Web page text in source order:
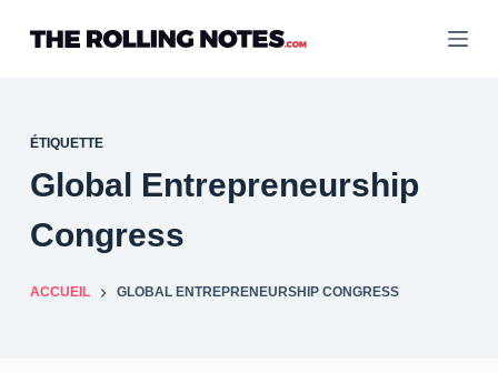
ÉTIQUETTE
Global Entrepreneurship
Congress
ACCUEIL GLOBAL ENTREPRENEURSHIP CONGRESS